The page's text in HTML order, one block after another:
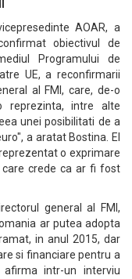
AOAR, a
obiectivul de
Programului de
UE, a reconfirmarii
al FMI, care, de-o
reprezinta, intre alte
unei posibilitati de a
a aratat Bostina. El
o exprimare
crede ca ar fi fost
general al FMI,
ar putea adopta
in anul 2015, dar
si financiare pentru a
intr-un interviu